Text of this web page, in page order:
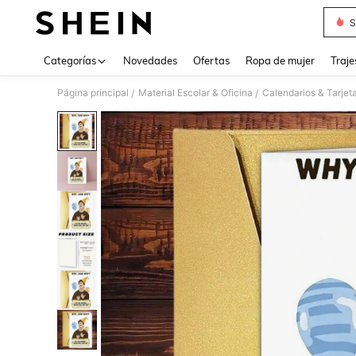
Categorías Novedades Ofertas Ropa de mujer
Página principal / Material Escolar & Oficina / Calendarios &